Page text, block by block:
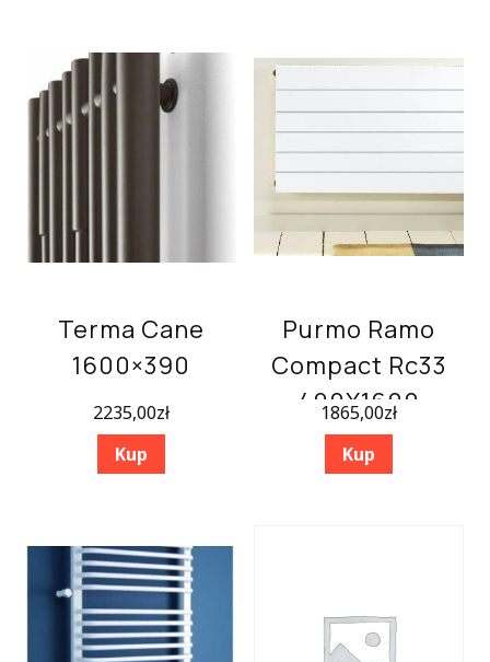
Terma Cane
1600×390
2235,00zł
Kup
Purmo Ramo
Compact Rc33
400X1600
1865,00zł
Kup